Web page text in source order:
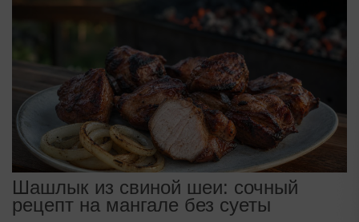
Шашлык из свиной шеи: сочный
рецепт на мангале без суеты